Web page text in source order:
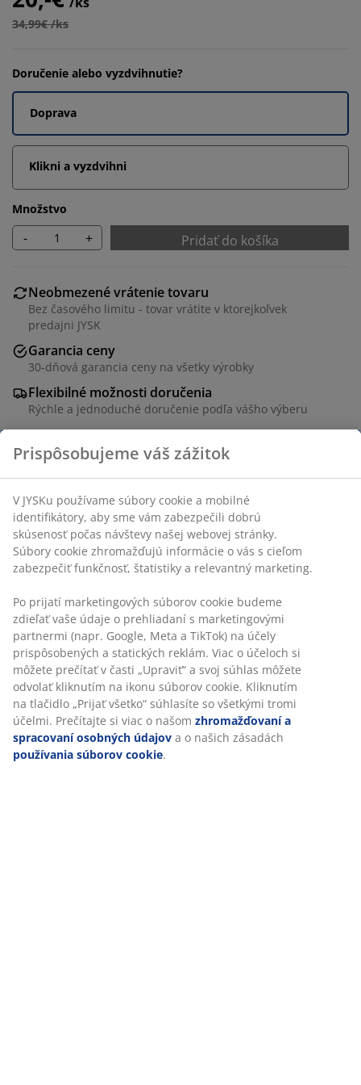
34,99€ /ks
Doručenie alebo vyzdvihnutie?
Doprava
Klikni a vyzdvihni
Množstvo
- + Pridať do košíka
Neobmezené vrátenie tovaru
Bez časového limitu - tovar vrátite v ktorejkoľvek
predajni JYSK
Garancia ceny
30-dňová garancia ceny na všetky výrobky
Flexibilné možnosti doručenia
Rýchle a jednoduché doručenie podľa vášho výberu
Závesné kreslo z bavlny/polyesteru a galvanizovanej
ocele. Ø80 x V140 cm
SKU: 3726051
Návod na montáž
Špecifikácie
Hodnotenia
(296 )
Prispôsobujeme váš zážitok
V JYSKu používame súbory cookie a mobilné
identifikátory, aby sme vám zabezpečili dobrú
skúsenosť počas návštevy našej webovej stránky.
Súbory cookie zhromažďujú informácie o vás s cieľom
zabezpečiť funkčnosť, štatistiky a relevantný marketing.
Po prijatí marketingových súborov cookie budeme
zdieľať vaše údaje o prehliadaní s marketingovými
partnermi (napr. Google, Meta a TikTok) na účely
prispôsobených a statických reklám. Viac o účeloch si
môžete prečítať v časti „Upraviť“ a svoj súhlas môžete
odvolať kliknutím na ikonu súborov cookie. Kliknutím
na tlačidlo „Prijať všetko“ súhlasíte so všetkými tromi
účelmi. Prečítajte si viac o našom zhromažďovaní a
spracovaní osobných údajov a o našich zásadách
používania súborov cookie.